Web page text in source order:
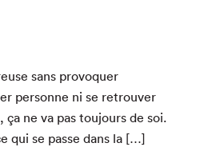
sans provo­quer
per­son­ne ni se retrou­ver
ça ne va pas tou­jours de soi.
qui se passe dans la […]